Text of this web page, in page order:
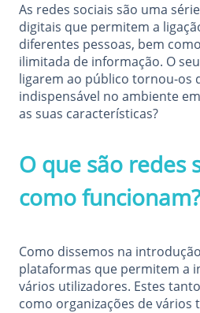
As redes sociais são uma
digitais que permitem a
diferentes pessoas, bem
ilimitada de informação. O
ligarem ao público tornou-os
indispensável no ambiente
as suas características?
O que são redes
como funcionam?
Como dissemos na
plataformas que permitem a
vários utilizadores. Estes
como organizações de vários